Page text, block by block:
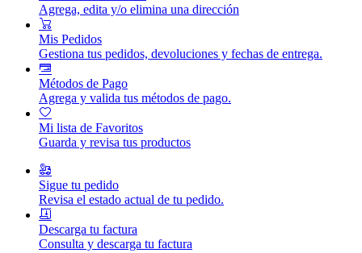
Agrega, edita y/o elimina una dirección
Mis Pedidos
Gestiona tus pedidos, devoluciones y fechas de entrega.
Métodos de Pago
Agrega y valida tus métodos de pago.
Mi lista de Favoritos
Guarda y revisa tus productos
Sigue tu pedido
Revisa el estado actual de tu pedido.
Descarga tu factura
Consulta y descarga tu factura